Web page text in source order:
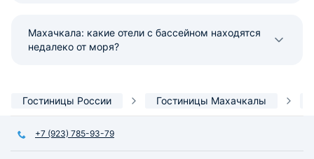
Махачкала: какие отели с бассейном находятся
недалеко от моря?
Гостиницы России Гостиницы Махачкалы
+7 (923) 785-93-79